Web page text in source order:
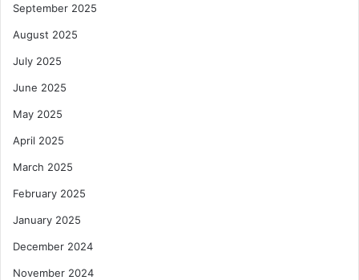
September 2025
August 2025
July 2025
June 2025
May 2025
April 2025
March 2025
February 2025
January 2025
December 2024
November 2024